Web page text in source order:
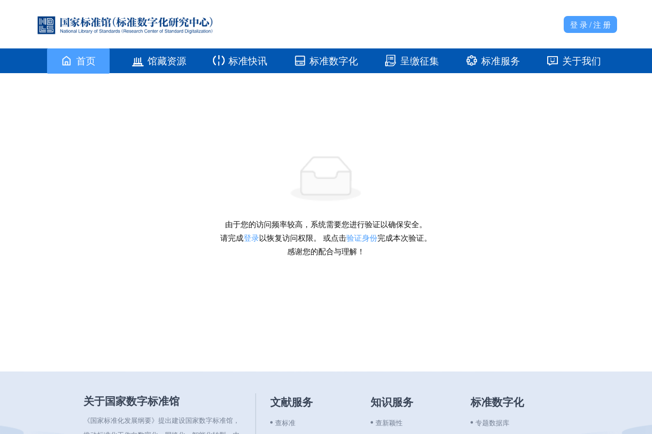
登 录 / 注 册
首页 馆藏资源 标准快讯 标准数字化 呈缴征集 标准服务 关于我们
由于您的访问频率较高，系统需要您进行验证以确保安全。
请完成登录以恢复访问权限。 或点击验证身份完成本次验证。
感谢您的配合与理解！
关于国家数字标准馆
《国家标准化发展纲要》提出建设国家数字标准馆，
文献服务
查标准
知识服务
查新颖性
标准数字化
专题数据库